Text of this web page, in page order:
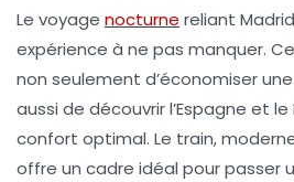
Le voyage nocturne reliant
expérience à ne pas manquer.
non seulement d’économiser
aussi de découvrir l’Espagne et
confort optimal. Le train,
offre un cadre idéal pour passer